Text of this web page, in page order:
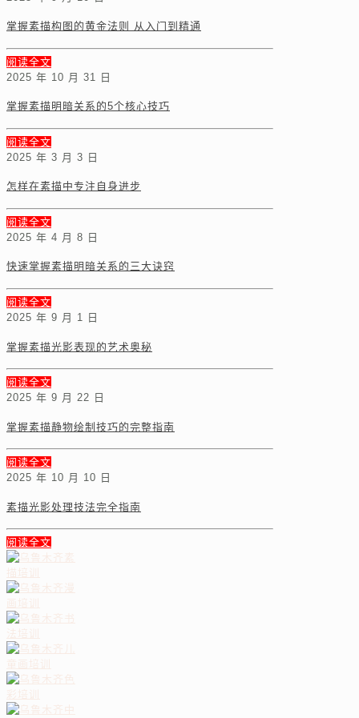
掌握素描构图的黄金法则 从入门到精通
阅读全文
2025 年 10 月 31 日
掌握素描明暗关系的5个核心技巧
阅读全文
2025 年 3 月 3 日
怎样在素描中专注自身进步
阅读全文
2025 年 4 月 8 日
快速掌握素描明暗关系的三大诀窍
阅读全文
2025 年 9 月 1 日
掌握素描光影表现的艺术奥秘
阅读全文
2025 年 9 月 22 日
掌握素描静物绘制技巧的完整指南
阅读全文
2025 年 10 月 10 日
素描光影处理技法完全指南
阅读全文